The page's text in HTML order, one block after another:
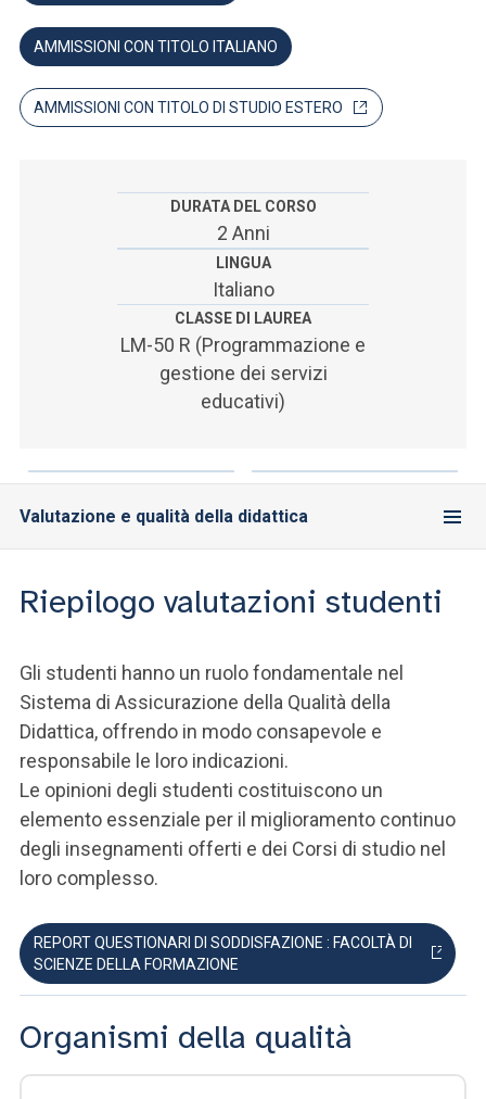
SEI UN DOCENTE O UN MEMBRO DELLO STAFF
ACCEDI A CLOUDMAIL
AMMISSIONI CON TITOLO ITALIANO
AMMISSIONI CON TITOLO DI STUDIO ESTERO
DURATA DEL CORSO
2 Anni
LINGUA
Italiano
CLASSE DI LAUREA
LM-50 R (Programmazione e
gestione dei servizi
educativi)
Valutazione e qualità della didattica
Riepilogo valutazioni studenti
Gli studenti hanno un ruolo fondamentale nel
Sistema di Assicurazione della Qualità della
Didattica, offrendo in modo consapevole e
responsabile le loro indicazioni.
Le opinioni degli studenti costituiscono un
elemento essenziale per il miglioramento continuo
degli insegnamenti offerti e dei Corsi di studio nel
loro complesso.
REPORT QUESTIONARI DI SODDISFAZIONE : FACOLTÀ DI
SCIENZE DELLA FORMAZIONE
Organismi della qualità